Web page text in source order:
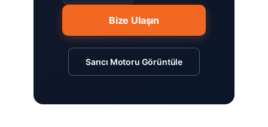
Bize Ulaşın
Sarıcı Motoru Görüntüle